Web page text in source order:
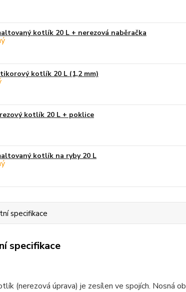
kotlík 20 L + nerezová naběračka
kotlík 20 L (1,2 mm)
kotlík 20 L + poklice
kotlík na ryby 20 L
specifikace
specifikace
(nerezová úprava) je zesílen ve spojích. Nosná